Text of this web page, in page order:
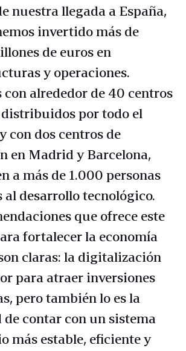
nuestra llegada a España,
invertido más de
de euros en
y operaciones.
con alrededor de 40 centros
por todo el
con dos centros de
en Madrid y Barcelona,
a más de 1.000 personas
al desarrollo tecnológico.
que ofrece este
fortalecer la economía
claras: la digitalización
para atraer inversiones
pero también lo es la
de contar con un sistema
más estable, eficiente y